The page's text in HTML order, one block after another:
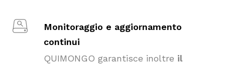
Monitoraggio e aggiornamento
continui
QUIMONGO garantisce inoltre il